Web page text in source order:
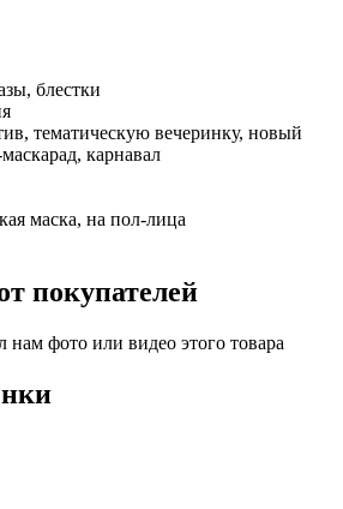
блестки
тематическую вечеринку, новый
карнавал
маска, на пол-лица
покупателей
нам фото или видео этого товара